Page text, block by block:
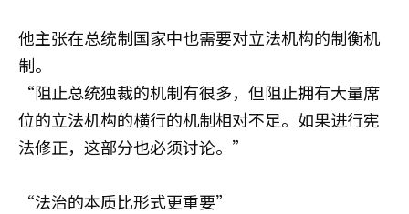
他主张在总统制国家中也需要对立法机构的制衡机
制。
“阻止总统独裁的机制有很多，但阻止拥有大量席
位的立法机构的横行的机制相对不足。如果进行宪
法修正，这部分也必须讨论。”
“法治的本质比形式更重要”